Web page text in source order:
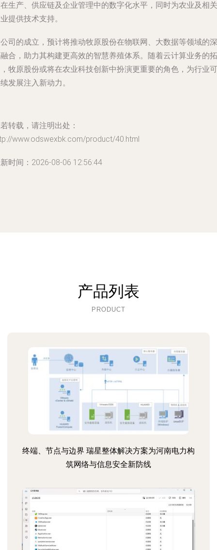
生产、供应链及企业管理中的数字化水平，同时为农业及相关
提供技术支持。
司的成立，预计将推动牧原股份在物联网、大数据等领域的深
合，助力其构建更高效的智慧养殖体系。随着云计算业务的拓
牧原股份或将在农业科技创新中扮演更重要的角色，为行业可
发展注入新动力。
转载，请注明出处：
www.odswexbk.com/product/40.html
时间：2026-08-06 12:56:44
产品列表
PRODUCT
终端、节点与边界 瑞星整体解决方案为河南电力构
筑网络与信息安全新防线